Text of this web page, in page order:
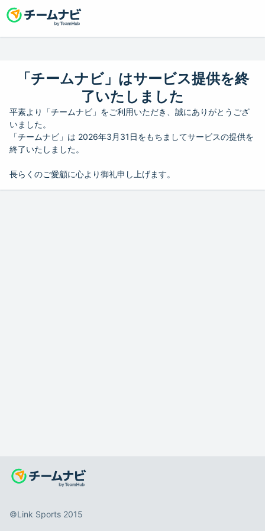
「チームナビ」はサービス提供を終
了いたしました
平素より「チームナビ」をご利用いただき、誠にありがとうござ
いました。
「チームナビ」は 2026年3月31日をもちましてサービスの提供を
終了いたしました。
長らくのご愛顧に心より御礼申し上げます。
©️Link Sports 2015